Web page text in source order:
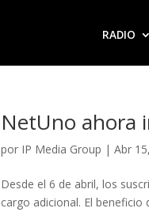
RADIO
NetUno ahora
por IP Media Group |Abr
Desde el 6 de abril, los
cargo adicional. El